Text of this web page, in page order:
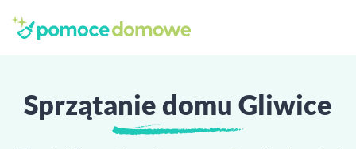
Sprzątanie domu Gliwice